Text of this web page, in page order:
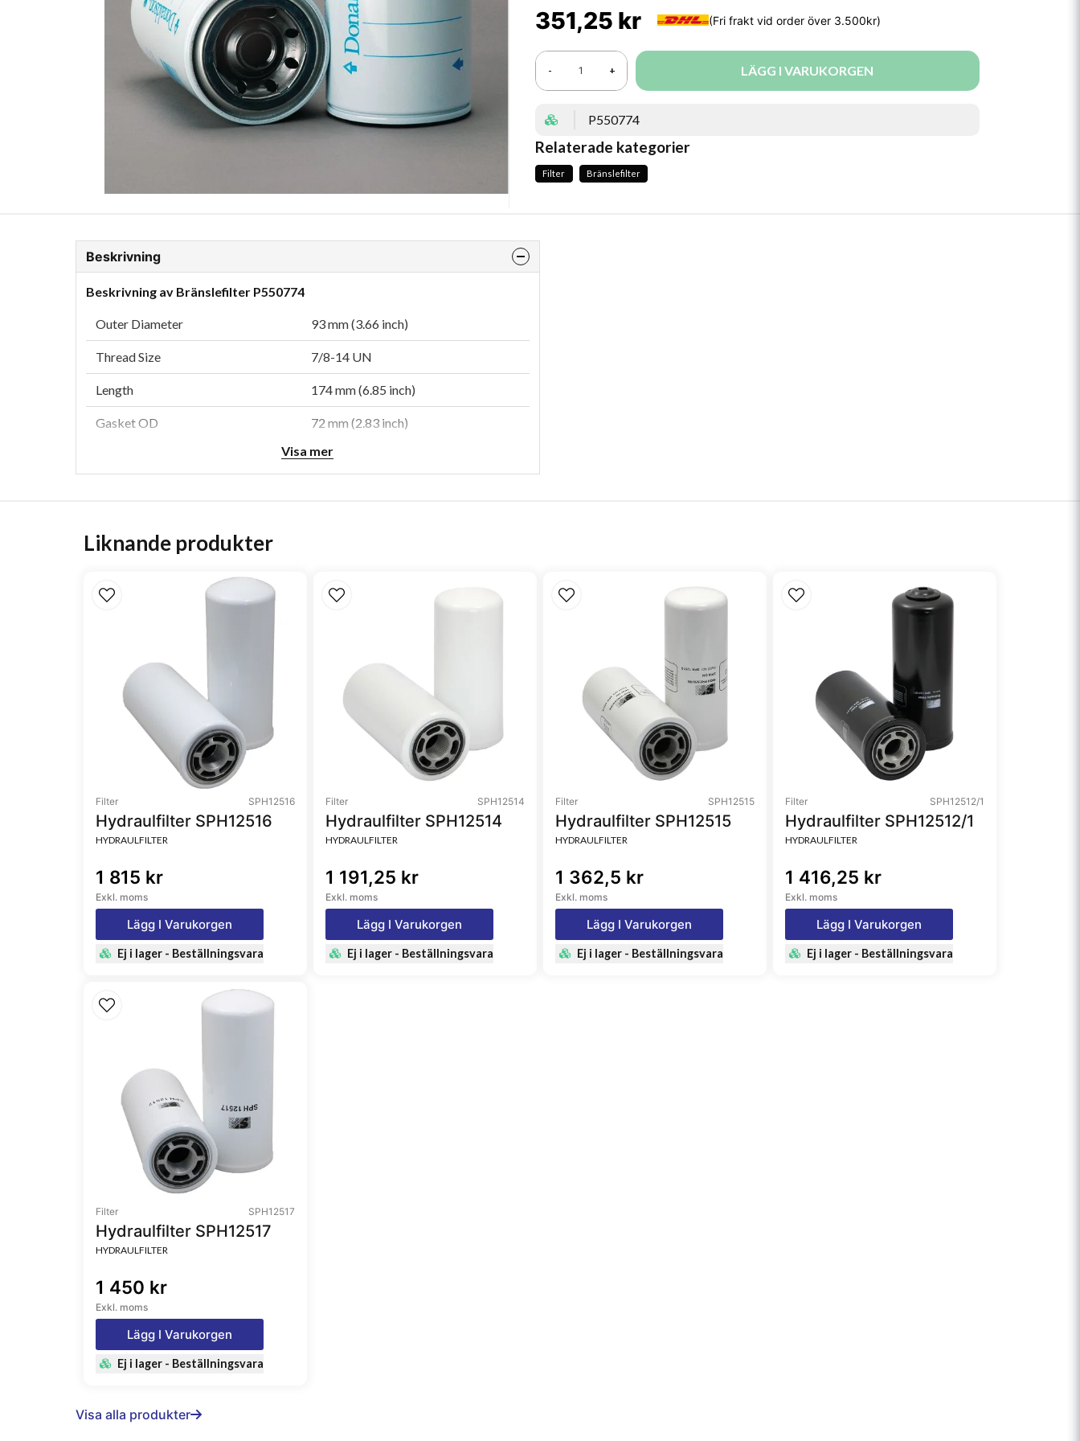
Fordonskem
Motorolja tunga fordon
351,25 kr
- + LÄGG I VARUKORGEN
P550774
Relaterade kategorier
Filter Bränslefilter
Beskrivning
Beskrivning av Bränslefilter P550774
Outer Diameter 93 mm (3.66 inch)
Thread Size 7/8-14 UN
Length 174 mm (6.85 inch)
Gasket OD 72 mm (2.83 inch)
62 mm (2.44 inch)
Style
Media Type Cellulose
Visa mer
Liknande produkter
Filter SPH12516
Hydraulfilter SPH12516
HYDRAULFILTER
1 815 kr
Exkl. moms
Lägg I Varukorgen
Ej i lager - Beställningsvara
Filter SPH12514
Hydraulfilter SPH12514
HYDRAULFILTER
1 191,25 kr
Exkl. moms
Lägg I Varukorgen
Ej i lager - Beställningsvara
Filter SPH12515
Hydraulfilter SPH12515
HYDRAULFILTER
1 362,5 kr
Exkl. moms
Lägg I Varukorgen
Ej i lager - Beställningsvara
Filter SPH12512/1
Hydraulfilter SPH12512/1
HYDRAULFILTER
1 416,25 kr
Exkl. moms
Lägg I Varukorgen
Ej i lager - Beställningsvara
Filter SPH12517
Hydraulfilter SPH12517
HYDRAULFILTER
1 450 kr
Exkl. moms
Lägg I Varukorgen
Ej i lager - Beställningsvara
Visa alla produkter